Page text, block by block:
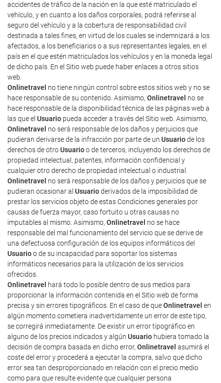
accidentes de tráfico de la nación en la que esté matriculado el
vehículo, y en cuanto a los daños corporales, podrá referirse al
seguro del vehículo y a la cobertura de responsabilidad civil
destinada a tales fines, en virtud de los cuales se indemnizará a los
afectados, a los beneficiarios o a sus representantes legales, en el
país en el que estén matriculados los vehículos y en la moneda legal
de dicho país. En el Sitio web puede haber enlaces a otros sitios
web.
Onlinetravel no tiene ningún control sobre estos sitios web y no se
hace responsable de su contenido. Asimismo, Onlinetravel no se
hace responsable de la disponibilidad técnica de las páginas web a
las que el Usuario pueda acceder a través del Sitio web. Asimismo,
Onlinetravel no será responsable de los daños y perjuicios que
pudieran derivarse de la infracción por parte de un Usuariode los
derechos de otroUsuarioo de terceros, incluyendo los derechos de
propiedad intelectual, patentes, información confidencial y
cualquier otro derecho de propiedad intelectual o industrial.
Onlinetravel no será responsable de los daños y perjuicios que se
pudieran ocasionar al Usuarioderivados de la imposibilidad de
prestar los servicios objeto de estas Condiciones generales por
causas de fuerza mayor, caso fortuito u otras causas no
imputables al mismo. Asimismo, Onlinetravel no se hace
responsable del mal funcionamiento del servicio que se derive de
una defectuosa configuración de los equipos informáticos del
Usuarioo de su incapacidad para soportar los sistemas
informáticos necesarios para la utilización de los servicios
ofrecidos.
Onlinetravel
hará todo lo posible dentro de sus medios para
proporcionar la información contenida en el Sitio web de forma
precisa y sin errores tipográficos. En el caso de queOnlinetravel en
algún momento cometiera inadvertidamente un error de este tipo,
se corregirá inmediatamente. De existir un error tipográfico en
alguno de los precios indicados y algún Usuario hubiera tomado la
decisión de compra basada en dicho error, Onlinetravel asumirá el
coste del error y procederá a ejecutar la compra, salvo que dicho
error sea tan desproporcionado en relación con el precio medio
como para que resulte evidente que cualquier persona